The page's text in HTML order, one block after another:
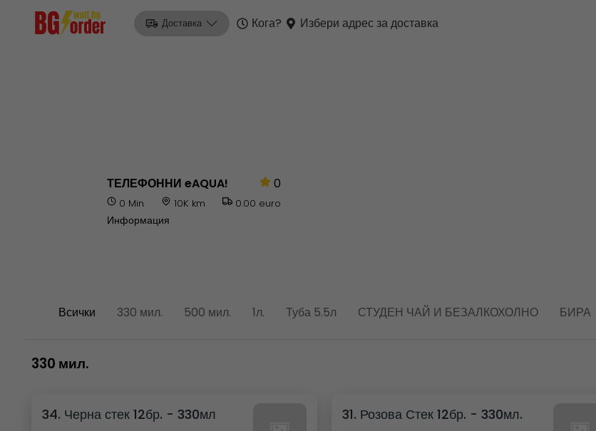
Доставка Кога? Избери адрес за доставка
ТЕЛЕФОННИ eAQUA! 0
0 Min 10K km 0.00 euro
Информация
Всички 330 мил. 500 мил. 1л. Туба 5.5л СТУДЕН ЧАЙ И БЕЗАЛКОХОЛНО БИРА
330 мил.
34. Черна стек 12бр. - 330мл 31. Розова Стек 12бр. - 330мл.